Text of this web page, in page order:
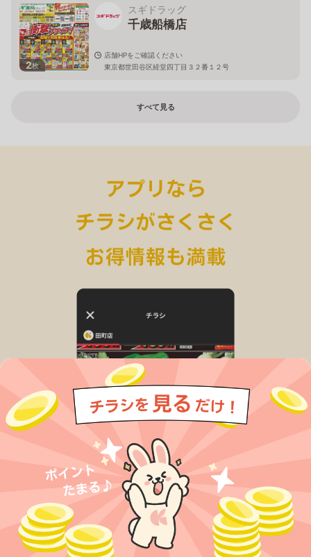
2枚
スギドラッグ
千歳船橋店
店舗HPをご確認ください
東京都世田谷区経堂四丁目３２番１２号
すべて見る